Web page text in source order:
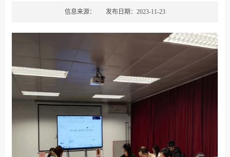
信息来源： 发布日期：2023-11-23